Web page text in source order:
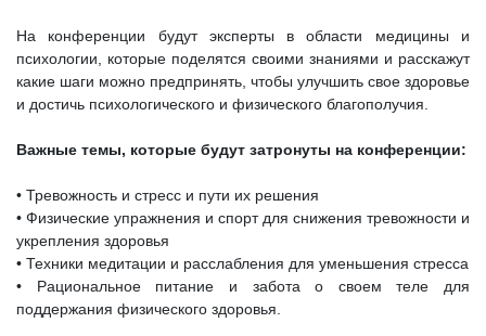
На конференции будут эксперты в области медицины и
психологии, которые поделятся своими знаниями и расскажут
какие шаги можно предпринять, чтобы улучшить свое здоровье
и достичь психологического и физического благополучия.
Важные темы, которые будут затронуты на конференции:
• Тревожность и стресс и пути их решения
• Физические упражнения и спорт для снижения тревожности и
укрепления здоровья
• Техники медитации и расслабления для уменьшения стресса
• Рациональное питание и забота о своем теле для
поддержания физического здоровья.